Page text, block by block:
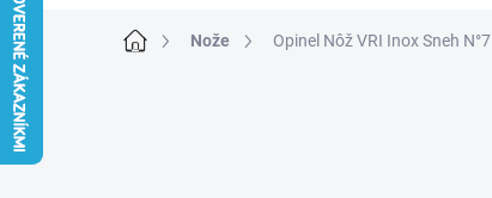
DomovNože Opinel Nôž VRI Inox Sneh N°7